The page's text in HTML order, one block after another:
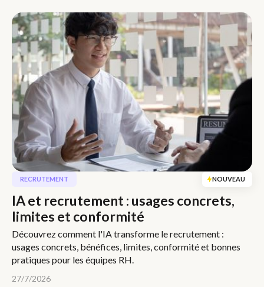
RECRUTEMENT NOUVEAU
IA et recrutement : usages concrets,
limites et conformité
Découvrez comment l'IA transforme le recrutement :
usages concrets, bénéfices, limites, conformité et bonnes
pratiques pour les équipes RH.
27/7/2026